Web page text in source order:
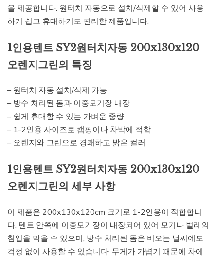
을 제공합니다. 원터치 자동으로 설치/삭제할 수 있어 사용
하기 쉽고 휴대하기도 편리한 제품입니다.
1인용텐트 SY2원터치자동 200x130x120
오렌지그린의 특징
– 원터치 자동 설치/삭제 가능
– 방수 처리된 돔과 이중모기장 내장
– 쉽게 휴대할 수 있는 가벼운 중량
– 1-2인용 사이즈로 캠핑이나 차박에 적합
– 오렌지와 그린으로 경쾌하고 밝은 컬러
1인용텐트 SY2원터치자동 200x130x120
오렌지그린의 세부 사항
이 제품은 200x130x120cm 크기로 1-2인용이 적합합니
다. 텐트 안쪽에 이중모기장이 내장되어 있어 모기나 벌레의
침입을 막을 수 있으며, 방수 처리된 돔은 비오는 날씨에도
걱정 없이 사용할 수 있습니다. 무게가 가볍기 때문에 차에